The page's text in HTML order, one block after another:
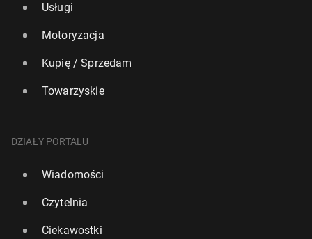
Reuters: Pen­ta­gon rozważa opcje uka­ra­nia so­jusz­ni­
24 kwietnia, 10:30
Usługi
Motoryzacja
Kupię / Sprzedam
Towarzyskie
DZIAŁY PORTALU
Wiadomości
Czytelnia
Ciekawostki